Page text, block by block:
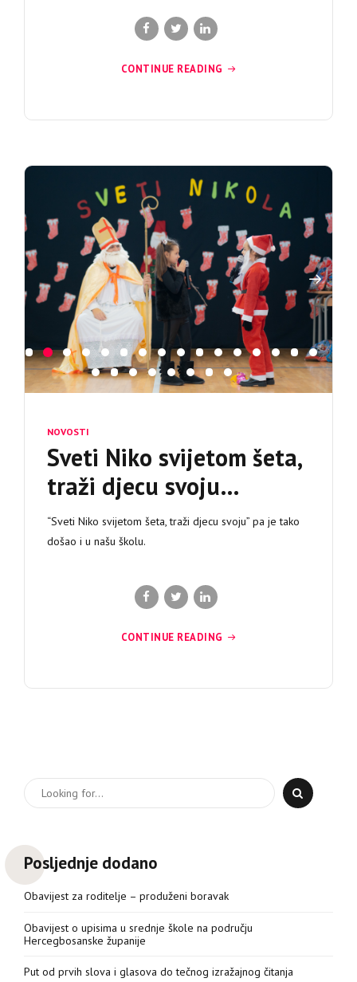
CONTINUE READING
NOVOSTI
Sveti Niko svijetom šeta,
traži djecu svoju…
“Sveti Niko svijetom šeta, traži djecu svoju” pa je tako
došao i u našu školu.
CONTINUE READING
Posljednje dodano
Obavijest za roditelje – produženi boravak
Obavijest o upisima u srednje škole na području
Hercegbosanske županije
Put od prvih slova i glasova do tečnog izražajnog čitanja